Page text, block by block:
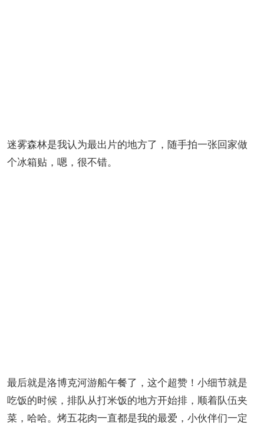
迷雾森林是我认为最出片的地方了，随手拍一张回家做
个冰箱贴，嗯，很不错。
最后就是洛博克河游船午餐了，这个超赞！小细节就是
吃饭的时候，排队从打米饭的地方开始排，顺着队伍夹
菜，哈哈。烤五花肉一直都是我的最爱，小伙伴们一定